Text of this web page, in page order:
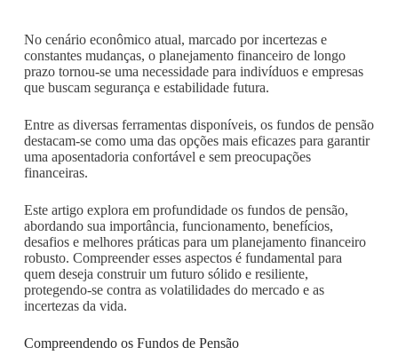
No cenário econômico atual, marcado por incertezas e
constantes mudanças, o planejamento financeiro de longo
prazo tornou-se uma necessidade para indivíduos e empresas
que buscam segurança e estabilidade futura.
Entre as diversas ferramentas disponíveis, os fundos de pensão
destacam-se como uma das opções mais eficazes para garantir
uma aposentadoria confortável e sem preocupações
financeiras.
Este artigo explora em profundidade os fundos de pensão,
abordando sua importância, funcionamento, benefícios,
desafios e melhores práticas para um planejamento financeiro
robusto. Compreender esses aspectos é fundamental para
quem deseja construir um futuro sólido e resiliente,
protegendo-se contra as volatilidades do mercado e as
incertezas da vida.
Compreendendo os Fundos de Pensão